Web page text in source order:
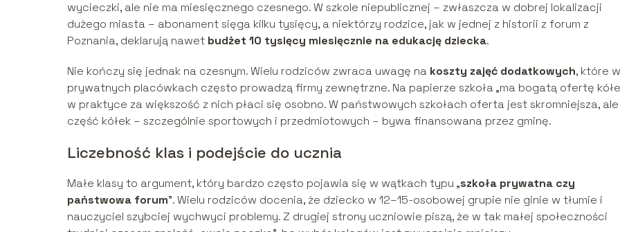
wycieczki, ale nie ma miesięcznego czesnego. W szkole niepublicznej – zwłaszcza w dobrej lokalizacji
dużego miasta – abonament sięga kilku tysięcy, a niektórzy rodzice, jak w jednej z historii z forum z
Poznania, deklarują nawet budżet 10 tysięcy miesięcznie na edukację dziecka.
Nie kończy się jednak na czesnym. Wielu rodziców zwraca uwagę na koszty zajęć dodatkowych, które w
prywatnych placówkach często prowadzą firmy zewnętrzne. Na papierze szkoła „ma bogatą ofertę
w praktyce za większość z nich płaci się osobno. W państwowych szkołach oferta jest skromniejsza, ale
część kółek – szczególnie sportowych i przedmiotowych – bywa finansowana przez gminę.
Liczebność klas i podejście do ucznia
Małe klasy to argument, który bardzo często pojawia się w wątkach typu „szkoła prywatna czy
państwowa forum”. Wielu rodziców docenia, że dziecko w 12–15-osobowej grupie nie ginie w tłumie i
nauczyciel szybciej wychwyci problemy. Z drugiej strony uczniowie piszą, że w tak małej społeczności